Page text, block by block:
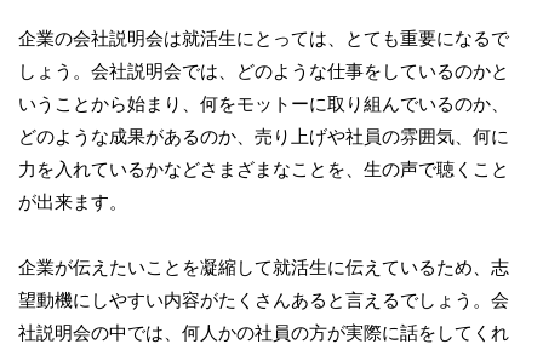
企業の会社説明会は就活生にとっては、とても重要になるで
しょう。会社説明会では、どのような仕事をしているのかと
いうことから始まり、何をモットーに取り組んでいるのか、
どのような成果があるのか、売り上げや社員の雰囲気、何に
力を入れているかなどさまざまなことを、生の声で聴くこと
が出来ます。
企業が伝えたいことを凝縮して就活生に伝えているため、志
望動機にしやすい内容がたくさんあると言えるでしょう。会
社説明会の中では、何人かの社員の方が実際に話をしてくれ